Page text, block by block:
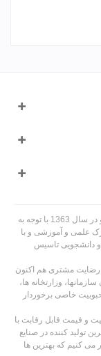
شرکت تولیدی و صنعتی پارسا پلاستیک با نام تجاری پاپکو در سال 1363 با توجه به
علمی و آموزشی و با
و دانشجویی تاسیس
رضایت مشتری هم اکنون
وزارتخانه ها،
خاصی برخوردار
و قیمت قابل رقابت با
تولید کننده در صنایع
می کنیم که بهترین ها